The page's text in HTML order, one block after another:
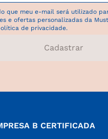
que meu e-mail será utilizado
e ofertas personalizadas da
de privacidade.
Cadastrar
B CERTIFICADA